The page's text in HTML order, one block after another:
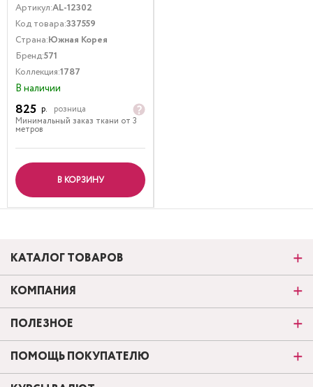
Артикул:AL-12302
Код товара:337559
Страна:Южная Корея
Бренд:571
Коллекция:1787
В наличии
825 р.
розница
Минимальный заказ ткани от 3
метров
В КОРЗИНУ
КАТАЛОГ ТОВАРОВ
КОМПАНИЯ
ПОЛЕЗНОЕ
ПОМОЩЬ ПОКУПАТЕЛЮ